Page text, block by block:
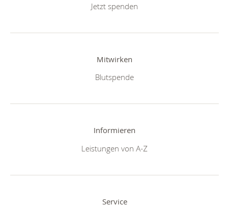
Jetzt spenden
Mitwirken
Blutspende
Informieren
Leistungen von A-Z
Service